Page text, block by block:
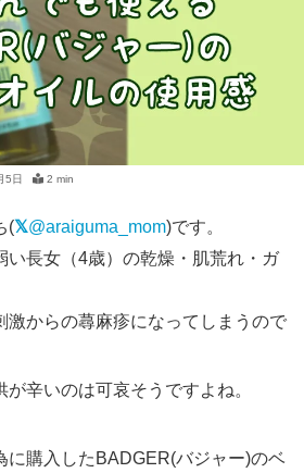
5日 2 min
( @araiguma_mom)です。
い長女（4歳）の乾燥・肌荒れ・ガ
激からの蕁麻疹になってしまうので
辛いのは可哀そうですよね。
に購入したBADGER(バジャー)のベ